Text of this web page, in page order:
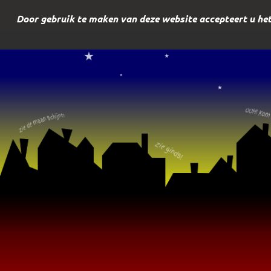
Door gebruik te maken van deze website accepteert u